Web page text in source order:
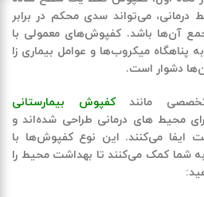
درمانی، می‌تواند سدی محکم در برابر
آن‌ها باشد. کفپوش‌های معمولی با
پناهگاه میکروب‌ها و عوامل بیماری‌ زا
دشوار است.
مانندکفپوش بیمارستانی
محیط‌ های درمانی طراحی شده‌اند و
ایفا می‌کنند. این نوع کفپوش‌ها با
شما کمک می‌کنند تا بهداشت محیط را
: